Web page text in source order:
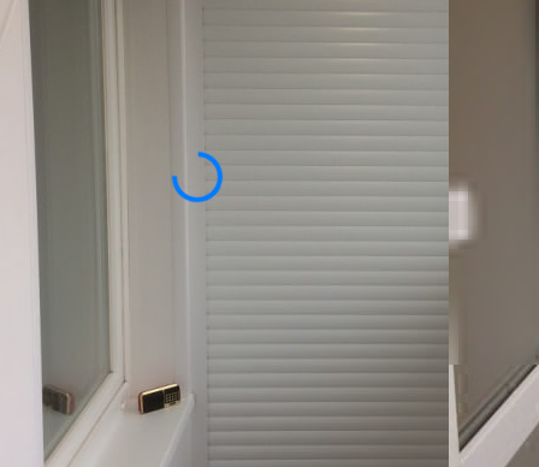
рольставней, значительно сэкономит
как небольшой стеллаж, так и целую
вверх и вниз, и в отличие от
смотреться надёжно и презентабельно. Большой
позволит обеспечить гармоничный
-35%